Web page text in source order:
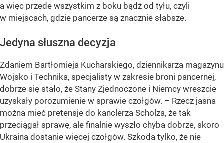
a więc przede wszystkim z boku bądź od tyłu, czyli
w miejscach, gdzie pancerze są znacznie słabsze.
Jedyna słuszna decyzja
Zdaniem Bartłomieja Kucharskiego, dziennikarza magazynu
Wojsko i Technika, specjalisty w zakresie broni pancernej,
dobrze się stało, że Stany Zjednoczone i Niemcy wreszcie
uzyskały porozumienie w sprawie czołgów. – Rzecz jasna
można mieć pretensje do kanclerza Scholza, że tak
przeciągał sprawę, ale finalnie wyszło chyba dobrze, skoro
Ukraina dostanie więcej czołgów. Szkoda tylko, że nie